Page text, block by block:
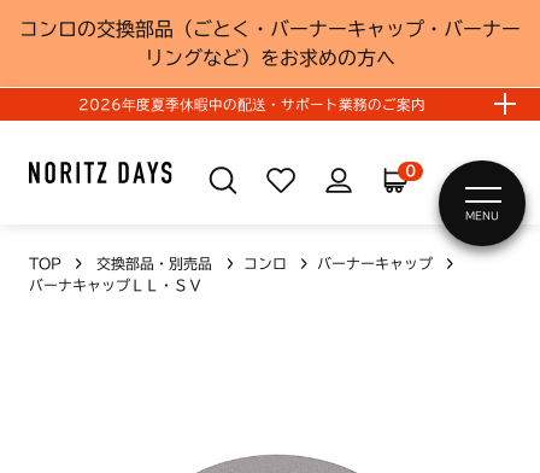
コンロの交換部品（ごとく・バーナーキャップ・バーナー
リングなど）をお求めの方へ
2026年度夏季休暇中の配送・サポート業務のご案内
0
MENU
TOP 交換部品・別売品 コンロ
バーナーキャップ
バーナキャップＬＬ・ＳＶ